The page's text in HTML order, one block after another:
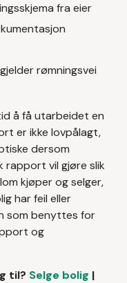
fra eier
rømningsvei
å få utarbeidet en
er ikke lovpålagt,
dersom
rapport vil gjøre slik
kjøper og selger,
har feil eller
som benyttes for
og
til? Selge bolig |